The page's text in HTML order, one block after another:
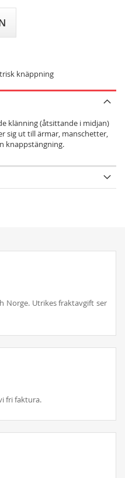
knäppning
klänning (åtsittande i midjan)
sig ut till ärmar, manschetter,
knappstängning.
Norge. Utrikes fraktavgift ser
fri faktura.